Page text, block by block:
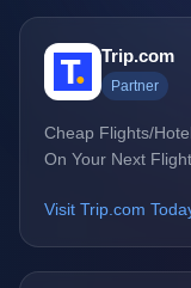
Trip.com
Partner
Cheap Flights/
On Your Next
Visit Trip.com